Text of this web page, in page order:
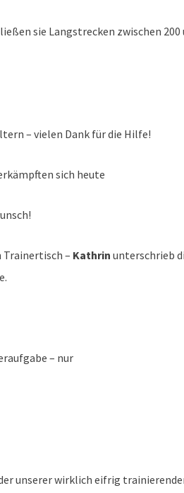
sie Langstrecken zwischen
– vielen Dank für die Hilfe!
sich heute
Trainertisch – Kathrin unterschrieb
– nur
unserer wirklich eifrig